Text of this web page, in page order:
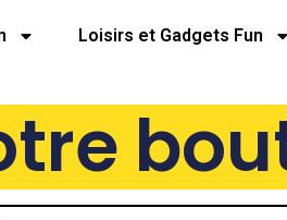
Loisirs et Gadgets Fun